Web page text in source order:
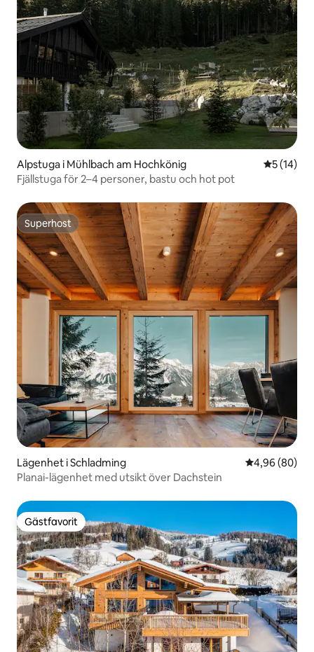
Alpstuga i Mühlbach am Hochkönig 5 av 5 i
5 (14)
Fjällstuga för 2–4 personer, bastu och hot pot
Superhost
Superhost
Lägenhet i Schladming 4,96 av 5 i
4,96 (80)
Planai-lägenhet med utsikt över Dachstein
Gästfavorit
Gästfavorit